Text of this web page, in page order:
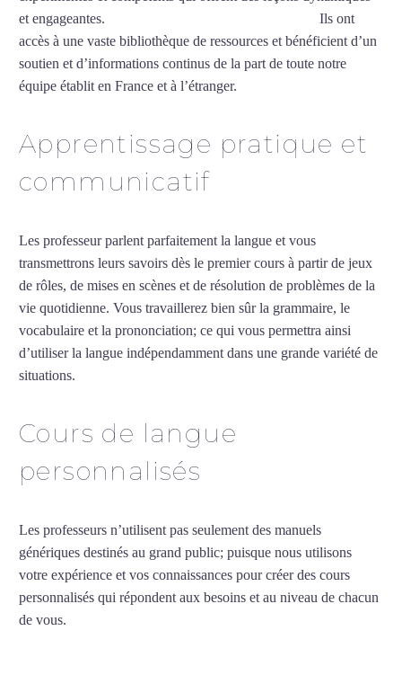
et engageantes.
Ils ont
accès à une vaste bibliothèque de ressources et bénéficient d’un
soutien et d’informations continus de la part de toute notre
équipe établit en France et à l’étranger.
Apprentissage pratique et
communicatif
Les professeur parlent parfaitement la langue et vous
transmettrons leurs savoirs dès le premier cours à partir de jeux
de rôles, de mises en scènes et de résolution de problèmes de la
vie quotidienne. Vous travaillerez bien sûr la grammaire, le
vocabulaire et la prononciation; ce qui vous permettra ainsi
d’utiliser la langue indépendamment dans une grande variété de
situations.
Cours de langue
personnalisés
Les professeurs n’utilisent pas seulement des manuels
génériques destinés au grand public; puisque nous utilisons
votre expérience et vos connaissances pour créer des cours
personnalisés qui répondent aux besoins et au niveau de chacun
de vous.